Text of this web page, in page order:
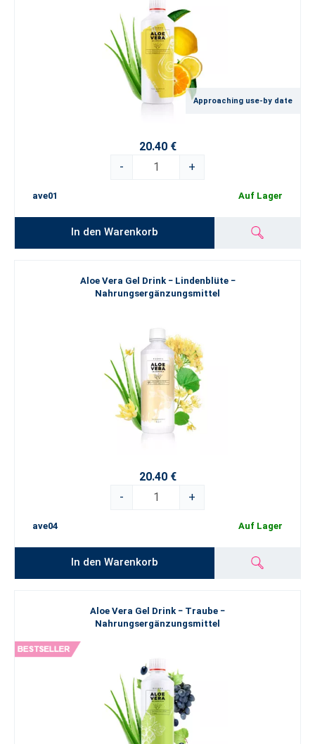
Approaching use-by date
20.40 €
-
+
ave01 Auf Lager
In den Warenkorb
Aloe Vera Gel Drink − Lindenblüte −
Nahrungsergänzungsmittel
20.40 €
-
+
ave04 Auf Lager
In den Warenkorb
Aloe Vera Gel Drink − Traube −
Nahrungsergänzungsmittel